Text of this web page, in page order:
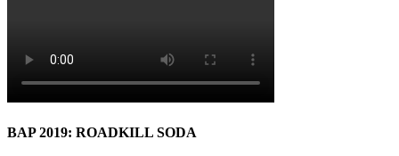
BAP 2019: ROADKILL SODA